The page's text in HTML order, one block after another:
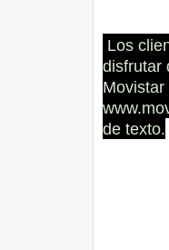
Los
disfrutar
de texto.